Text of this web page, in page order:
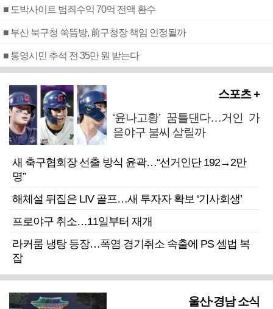
■ 도박사이트 범죄수익 70억 전액 환수
■ 부산 북구청 쑥뜸방, 前구청장 책임 인정될까
■ 통영시민 추석 전 35만 원 받는다
스포츠 +
‘윤나고황’ 꿈틀댄다…거인 가
을야구 불씨 살릴까
새 축구협회장 선출 방식 윤곽…“선거인단 192→2만
명”
해체설 뒤집은 LIV 골프…새 투자자 확보 ‘기사회생’
프로야구 취소…11일부터 재개
라커룸 냉탕 등장…폭염 경기취소 속출에 PS 셈법 복
잡
울산·경남 소식